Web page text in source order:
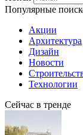
Популярные
Акции
Архитектура
Дизайн
Новости
Технологии
Сейчас в тренде